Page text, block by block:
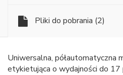
Pliki do pobrania (2)
Uniwersalna, półautomatyczna
etykietująca o wydajności do 17